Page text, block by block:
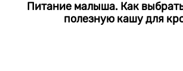
Питание малыша. Как
полезную кашу для